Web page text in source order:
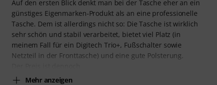
Auf den ersten Blick denkt man bei der Tasche eher an ein
günstiges Eigenmarken-Produkt als an eine professionelle
Tasche. Dem ist allerdings nicht so: Die Tasche ist wirklich
sehr schön und stabil verarbeitet, bietet viel Platz (in
meinem Fall für ein Digitech Trio+, Fußschalter sowie
Netzteil in der Fronttasche) und eine gute Polsterung.
Mehr anzeigen